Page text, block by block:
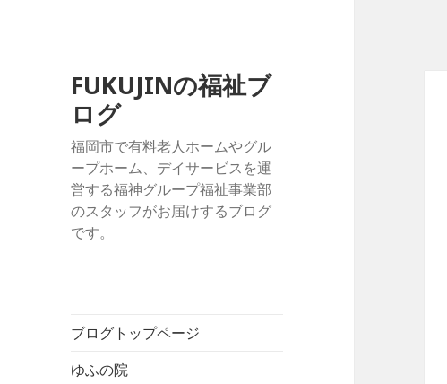
FUKUJINの福祉ブ
ログ
福岡市で有料老人ホームやグル
ープホーム、デイサービスを運
営する福神グループ福祉事業部
のスタッフがお届けするブログ
です。
ブログトップページ
ゆふの院